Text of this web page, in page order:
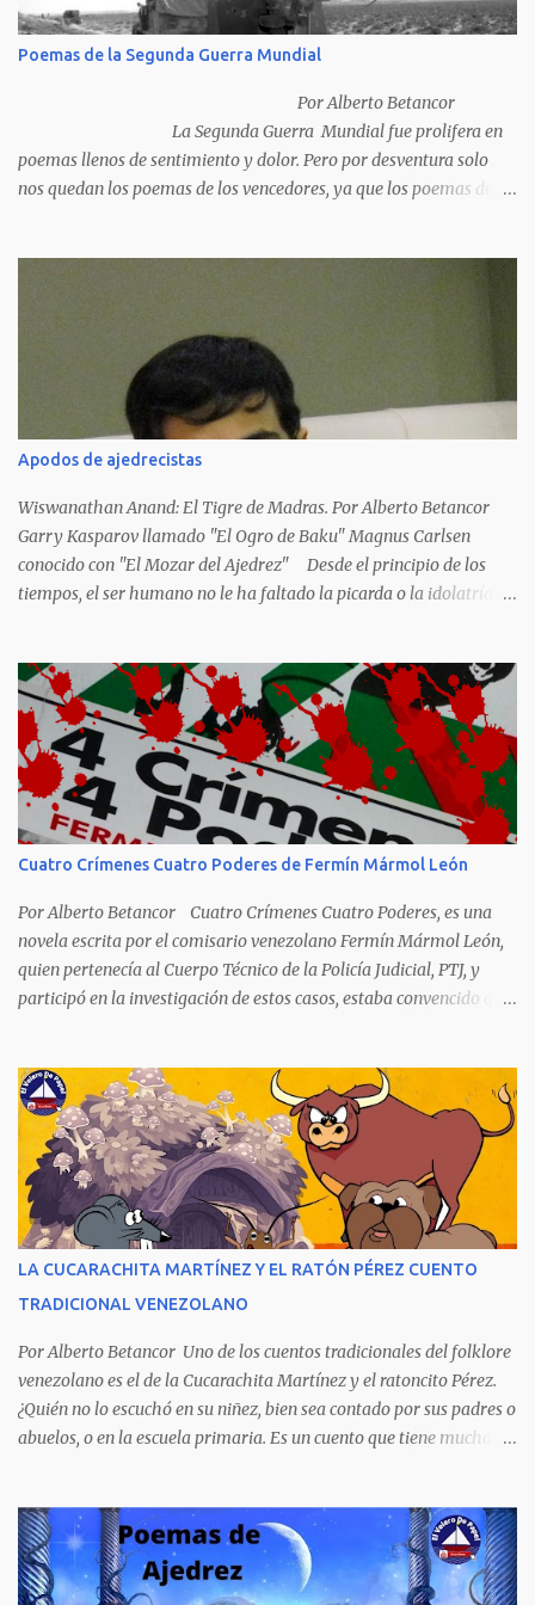
Poemas de la Segunda Guerra Mundial
Por Alberto Betancor
La Segunda Guerra Mundial fue prolifera en
poemas llenos de sentimiento y dolor. Pero por desventura solo
nos quedan los poemas de los vencedores, ya que los poemas de
acariciaron la causa nacional socialista, sus nombres con sus
Apodos de ajedrecistas
Wiswanathan Anand: El Tigre de Madras. Por Alberto Betancor
Garry Kasparov llamado "El Ogro de Baku" Magnus Carlsen
conocido con "El Mozar del Ajedrez" Desde el principio de los
tiempos, el ser humano no le ha faltado la picarda o la idolatría
hemos tenido una serie de apodos para las estrellas del ajedrez, en
algunos casos muy originales. Aquí les dejo una breve lista con
algunos de los nombres de los más destacados. Siegbert Tarrasch:
El Preceptor Germánico y el Hércules de los Torneos. Joseph
Henrry Blackburne: La Muerte Negra. Wiswanathan Anand: El
Tigre de Madras. Tiran Petrosian: Boa Constrictora, El Tigre de
Hierro. El Maestro de la Defensa, El Ministro de la Defensa. El
Karpov. El gélido Tolia. Garry Kasparov: El Ogro de Baku...
Cuatro Crímenes Cuatro Poderes de Fermín Mármol León
Por Alberto Betancor Cuatro Crímenes Cuatro Poderes, es una
novela escrita por el comisario venezolano Fermín Mármol León,
quien pertenecía al Cuerpo Técnico de la Policía Judicial, PTJ, y
participó en la investigación de estos casos, estaba convencido que
Aunque la narración no es precisamente una obra literaria, esta
novela publicada en 1978 se transformó en un autentico Bestseller
venezolano al vender rápidamente tres ediciones por su
extraordinario contenido y detalla, cambiando los nombres de los
personajes, cuatro crímenes que conmocionaron a la sociedad
venezolana y cuyos presuntos autores quedaron en libertad, pese a
tener la policía pruebas e indicios suficientes de culpabilidad. La
porque refleja los males del poder judicial y de la sociedad
venezolana, tráfico...
LA CUCARACHITA MARTÍNEZ Y EL RATÓN PÉREZ CUENTO
TRADICIONAL VENEZOLANO
Por Alberto Betancor Uno de los cuentos tradicionales del folklore
venezolano es el de la Cucarachita Martínez y el ratoncito Pérez.
¿Quién no lo escuchó en su niñez, bien sea contado por sus padres o
abuelos, o en la escuela primaria. Es un cuento que tiene muchas
hablaban, hace mucho, mucho tiempo, una Cucarachita llamada
Martínez que estaba barriendo el zaguán (porche) de su casa,
cuando vio algo que brillaba, se sorprendió y se emocionó al ver lo